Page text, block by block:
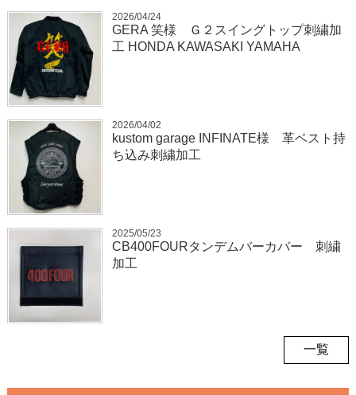
2026/04/24
GERA 笑様 Ｇ２スイングトップ刺繍加
工 HONDA KAWASAKI YAMAHA
2026/04/02
kustom garage INFINATE様 革ベスト持
ち込み刺繍加工
2025/05/23
CB400FOURタンデムバーカバー 刺繍
加工
一覧